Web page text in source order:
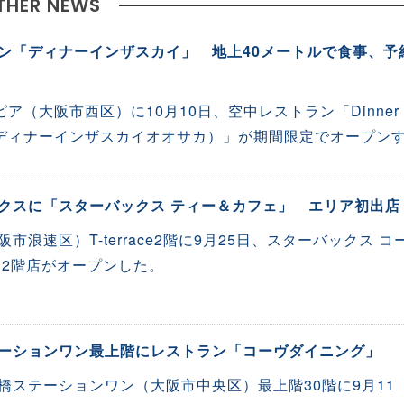
NEWS
「ディナーインザスカイ」 地上40メートルで食事、予
ア（大阪市西区）に10月10日、空中レストラン「Dinner
ナーインザスカイオオサカ）」が期間限定でオープンす
スに「スターバックス ティー＆カフェ」 エリア初出店
市浪速区）T-terrace2階に9月25日、スターバックス コ
店がオープンした。
ションワン最上階にレストラン「コーヴダイニング」
ステーションワン（大阪市中央区）最上階30階に9月11